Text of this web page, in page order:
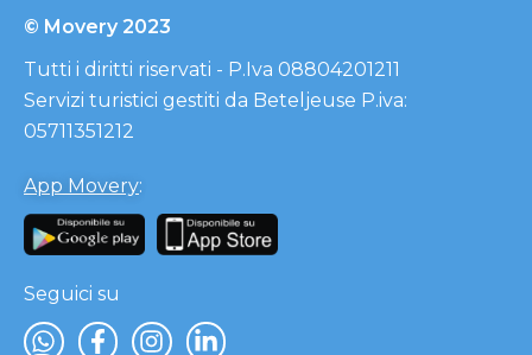
© Movery 2023
Tutti i diritti riservati - P.Iva 08804201211
Servizi turistici gestiti da Beteljeuse P.iva:
05711351212
App Movery:
Seguici su